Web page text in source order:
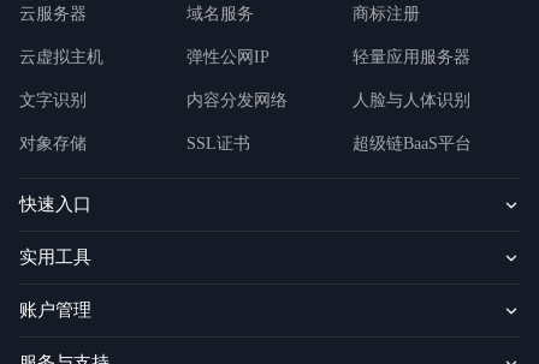
云服务器 域名服务 商标注册
云虚拟主机 弹性公网IP 轻量应用服务器
文字识别 内容分发网络 人脸与人体识别
对象存储 SSL证书 超级链BaaS平台
快速入口
实用工具
账户管理